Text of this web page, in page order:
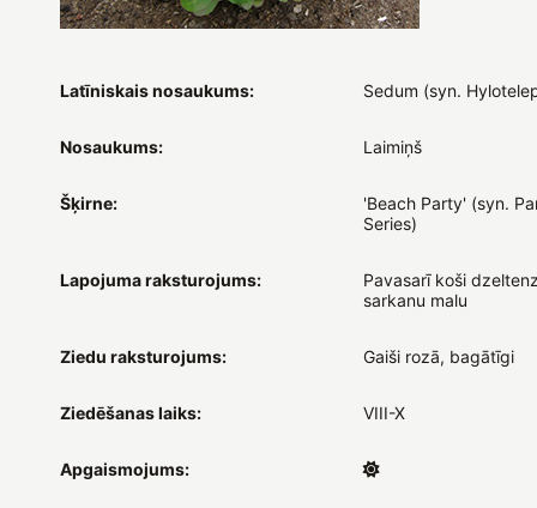
Latīniskais nosaukums: Sedum (syn.
Nosaukums: Laimiņš
Šķirne:
'Beach Party' (syn.
Series)
Lapojuma raksturojums:
Pavasarī koši
sarkanu malu
Ziedu raksturojums: Gaiši rozā, bagātīgi
Ziedēšanas laiks: VIII-X
Apgaismojums: